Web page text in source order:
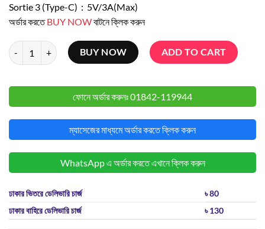
Sortie 3 (Type-C)：5V/3A(Max)
অর্ডার করতেBUY NOWবাটনে ক্লিক করুন
oraimo Traveler 3 Lit (OPB-1270) 27,000mAh 15W Power Bank
BUY NOW ADD TO CART
ফোনে অর্ডার করুনঃ01842-119944
ম্যাসেজের মাধ্যমে অর্ডার করতে ক্লিক করুন
WhatsApp এ অর্ডার করতে এখানে ক্লিক করুন
ঢাকার ভিতরে ডেলিভারি চার্জ
৳ 80
ঢাকার বাহিরে ডেলিভারি চার্জ
৳ 130